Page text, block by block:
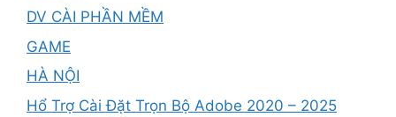
DV CÀI PHẦN MỀM
GAME
HÀ NỘI
Hổ Trợ Cài Đặt Trọn Bộ Adobe 2020 – 2025